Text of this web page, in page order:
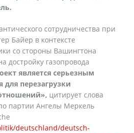
сотрудничества при
Байер в контексте
со стороны Вашингтона
достройку газопровода
является серьезным
перезагрузки
цитирует слова
партии Ангелы Меркель
deutschland/deutsch-